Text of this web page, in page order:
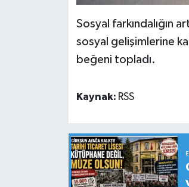
Sosyal farkındalığın
sosyal gelişimlerine
beğeni topladı.
Kaynak: RSS